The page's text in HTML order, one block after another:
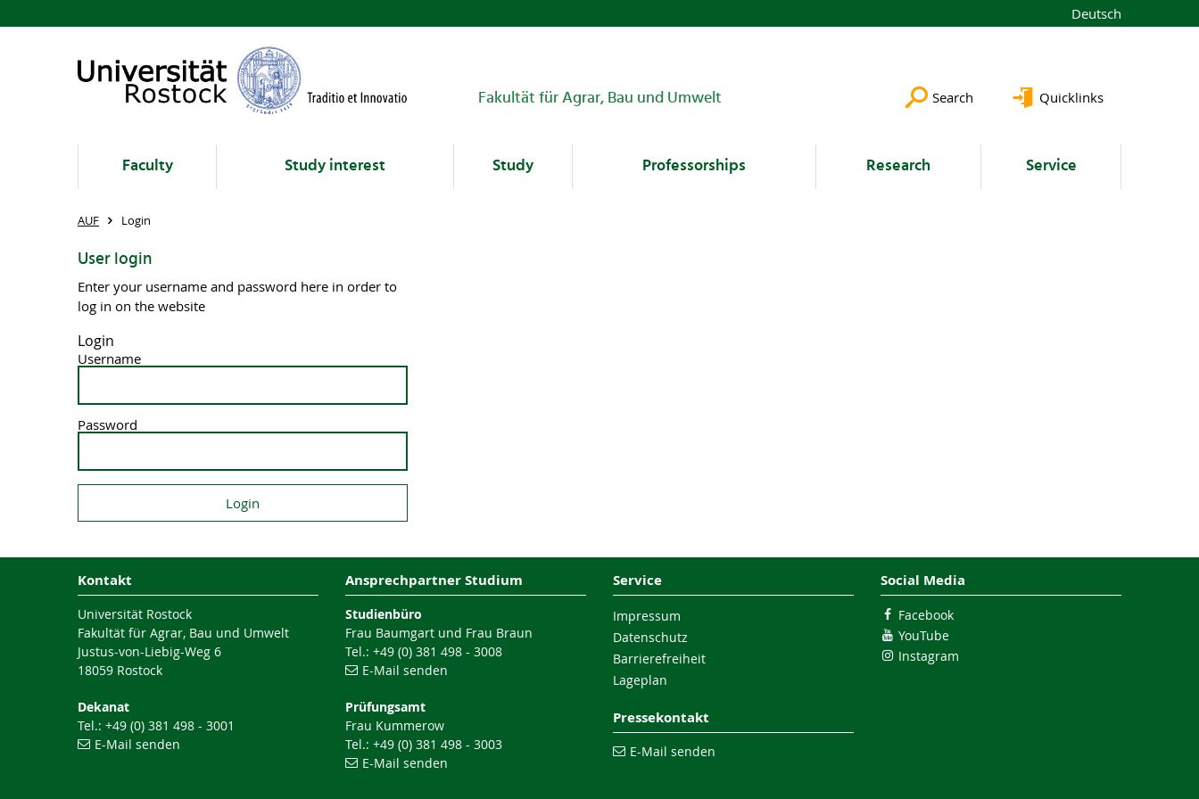
Deutsch
Fakultät für Agrar, Bau und Umwelt Search Quicklinks
Faculty Study interest Study Professorships Research Service
AUF Login
User login
Enter your username and password here in order to
log in on the website
Login
Username
Password
Kontakt
Universität Rostock
Fakultät für Agrar, Bau und Umwelt
Justus-von-Liebig-Weg 6
18059 Rostock
Dekanat
Tel.: +49 (0) 381 498 - 3001
E-Mail senden
Ansprechpartner Studium
Studienbüro
Frau Baumgart und Frau Braun
Tel.: +49 (0) 381 498 - 3008
E-Mail senden
Prüfungsamt
Frau Kummerow
Tel.: +49 (0) 381 498 - 3003
E-Mail senden
Service
Impressum
Datenschutz
Barrierefreiheit
Lageplan
Pressekontakt
E-Mail senden
Social Media
Facebook
YouTube
Instagram